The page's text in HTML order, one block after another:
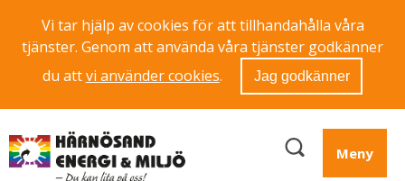
Vi tar hjälp av cookies för att tillhandahålla våra
tjänster. Genom att använda våra tjänster godkänner
du attvi använder cookies. Jag godkänner
Meny